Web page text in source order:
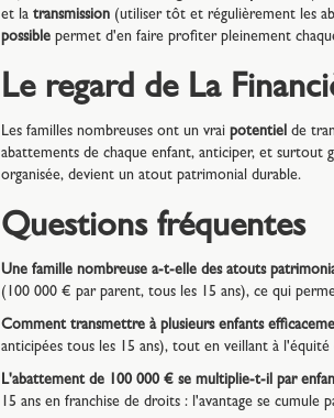
et la transmission(utiliser tôt et régulièrement les
possiblepermet d'en faire profiter pleinement
Le regard de La
Les familles nombreuses ont un vrai potentiel de
abattements de chaque enfant, anticiper, et surtout
organisée, devient un atout patrimonial durable.
Questions fréquentes
Une famille nombreuse a-t-elle des atouts
(100 000 € par parent, tous les 15 ans), ce qui
Comment transmettre à plusieurs enfants
anticipées tous les 15 ans), tout en veillant à
L'abattement de 100 000 € se multiplie-t-il par
15 ans en franchise de droits : l'avantage se cumule